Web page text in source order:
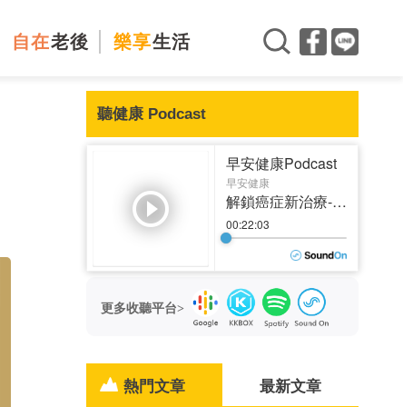
自在老後 樂享生活
聽健康 Podcast
更多收聽平台>
熱門文章 最新文章